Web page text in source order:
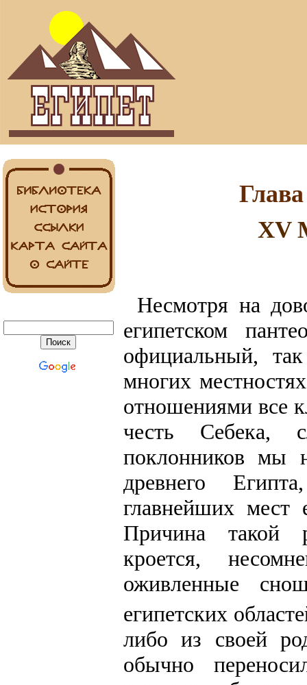
XV
Несмотря на
египетском
официальный,
многих
отношениями все
честь Себека,
поклонников мы
древнего
главнейших
Причина такой
кроется,
оживленные
египетских
либо из своей
обычно